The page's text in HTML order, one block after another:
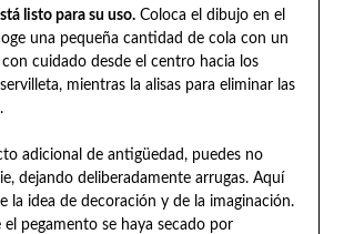
listo para su uso.Coloca el dibujo en el
una pequeña cantidad de cola con un
cuidado desde el centro hacia los
mientras la alisas para eliminar las
adicional de antigüedad, puedes no
dejando deliberadamente arrugas. Aquí
la idea de decoración y de la imaginación.
el pegamento se haya secado por